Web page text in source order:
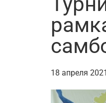
18 апреля